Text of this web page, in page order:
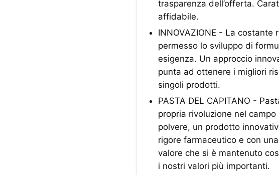
trasparenza dell’offerta.
affidabile.
INNOVAZIONE - La
permesso lo sviluppo di
esigenza. Un approccio
punta ad ottenere i migliori
singoli prodotti.
PASTA DEL CAPITANO -
propria rivoluzione nel
polvere, un prodotto
rigore farmaceutico e con
valore che si è mantenuto
i nostri valori più importanti.